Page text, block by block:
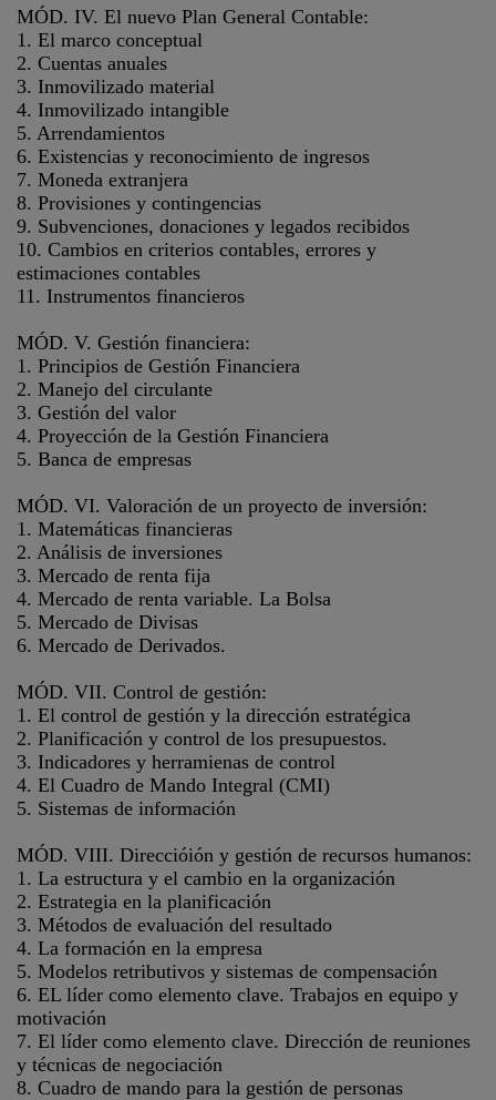
MÓD. IV. El nuevo Plan General Contable:
1. El marco conceptual
2. Cuentas anuales
3. Inmovilizado material
4. Inmovilizado intangible
5. Arrendamientos
6. Existencias y reconocimiento de ingresos
7. Moneda extranjera
8. Provisiones y contingencias
9. Subvenciones, donaciones y legados recibidos
10. Cambios en criterios contables, errores y
estimaciones contables
11. Instrumentos financieros
MÓD. V. Gestión financiera:
1. Principios de Gestión Financiera
2. Manejo del circulante
3. Gestión del valor
4. Proyección de la Gestión Financiera
5. Banca de empresas
MÓD. VI. Valoración de un proyecto de inversión:
1. Matemáticas financieras
2. Análisis de inversiones
3. Mercado de renta fija
4. Mercado de renta variable. La Bolsa
5. Mercado de Divisas
6. Mercado de Derivados.
MÓD. VII. Control de gestión:
1. El control de gestión y la dirección estratégica
2. Planificación y control de los presupuestos.
3. Indicadores y herramienas de control
4. El Cuadro de Mando Integral (CMI)
5. Sistemas de información
MÓD. VIII. Direccióión y gestión de recursos humanos:
1. La estructura y el cambio en la organización
2. Estrategia en la planificación
3. Métodos de evaluación del resultado
4. La formación en la empresa
5. Modelos retributivos y sistemas de compensación
6. EL líder como elemento clave. Trabajos en equipo y
motivación
7. El líder como elemento clave. Dirección de reuniones
y técnicas de negociación
8. Cuadro de mando para la gestión de personas